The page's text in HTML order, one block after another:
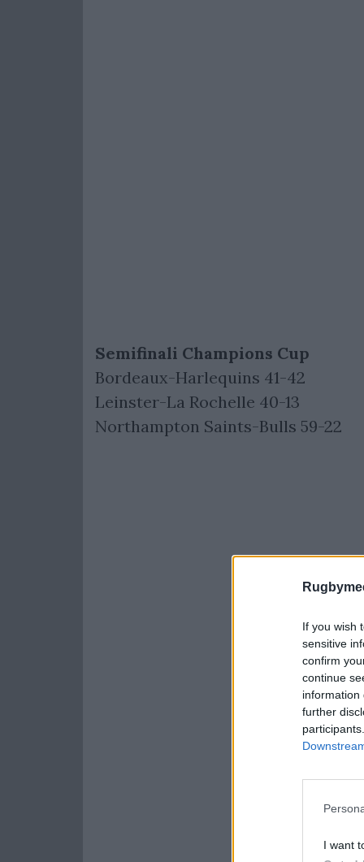
If you wish
sensitive
confirm
continue
information
further
I want
Semifinali Champions Cup
Bordeaux-Harlequins 41-42
Leinster-La Rochelle 40-13
Northampton Saints-Bulls 59-22